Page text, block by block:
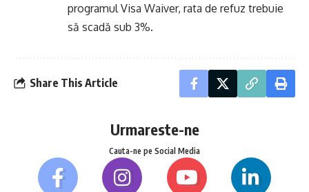
programul Visa Waiver, rata de refuz trebuie
să scadă sub 3%.
Share This Article
Urmareste-ne
Cauta-ne pe Social Media